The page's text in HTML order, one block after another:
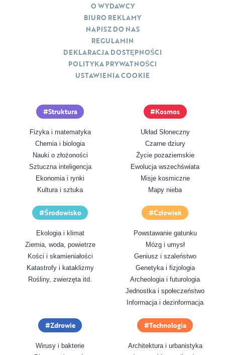
Struktura
Fizyka i matematyka
Chemia i biologia
Nauki o złożoności
Sztuczna inteligencja
Ekonomia i rynki
Kultura i sztuka
Kosmos
Układ Słoneczny
Czarne dziury
Życie pozaziemskie
Ewolucja wszechświata
Misje kosmiczne
Mapy nieba
Środowisko
Ekologia i klimat
Ziemia, woda, powietrze
Kości i skamieniałości
Katastrofy i kataklizmy
Rośliny, zwierzęta itd.
Człowiek
Powstawanie gatunku
Mózg i umysł
Geniusz i szaleństwo
Genetyka i fizjologia
Archeologia i futurologia
Jednostka i społeczeństwo
Informacja i dezinformacja
Zdrowie
Wirusy i bakterie
Technologia
Architektura i urbanistyka
O WYDAWCY
BIURO REKLAMY
NAPISZ DO NAS
REGULAMIN
DEKLARACJA DOSTĘPNOŚCI
POLITYKA PRYWATNOŚCI
USTAWIENIA COOKIE